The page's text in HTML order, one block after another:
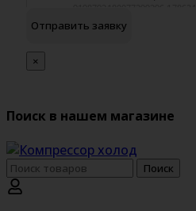
×
Поиск в нашем магазине
Поиск
по:
Поиск